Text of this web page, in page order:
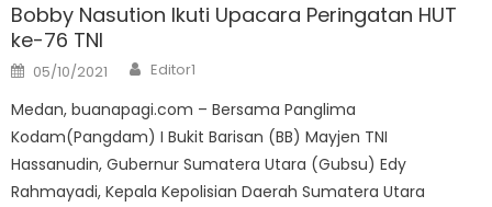
Bobby Nasution Ikuti Upacara Peringatan HUT
ke-76 TNI
Posted
on
05/10/2021 Author
Editor1
Medan, buanapagi.com – Bersama Panglima
Kodam(Pangdam) I Bukit Barisan (BB) Mayjen TNI
Hassanudin, Gubernur Sumatera Utara (Gubsu) Edy
Rahmayadi, Kepala Kepolisian Daerah Sumatera Utara